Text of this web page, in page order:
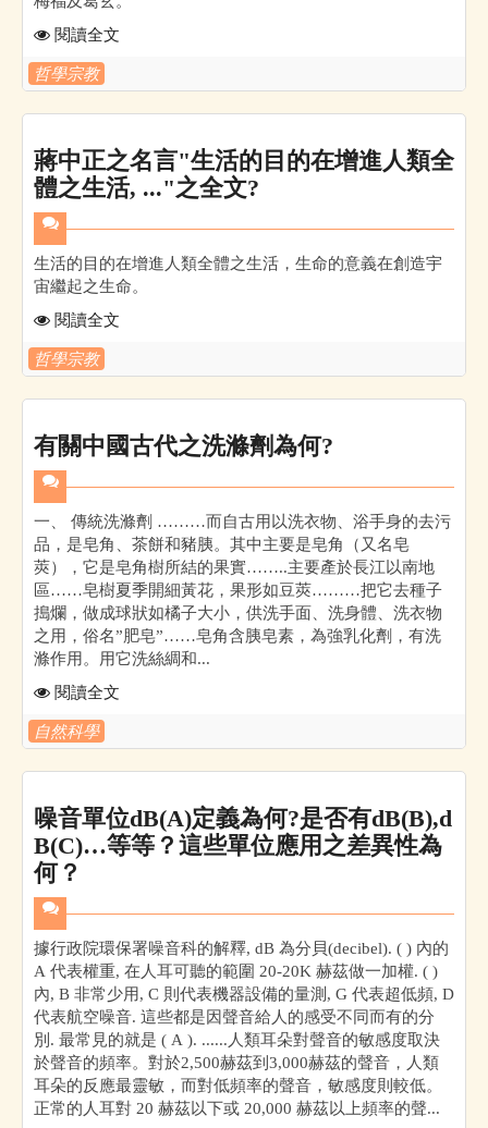
閱讀全文
哲學宗教
蔣中正之名言"生活的目的在增進人類全
體之生活, ..."之全文?
生活的目的在增進人類全體之生活，生命的意義在創造宇
宙繼起之生命。
閱讀全文
哲學宗教
有關中國古代之洗滌劑為何?
一、 傳統洗滌劑 ………而自古用以洗衣物、浴手身的去污
品，是皂角、茶餅和豬胰。其中主要是皂角（又名皂
莢），它是皂角樹所結的果實……..主要產於長江以南地
區……皂樹夏季開細黃花，果形如豆莢………把它去種子
搗爛，做成球狀如橘子大小，供洗手面、洗身體、洗衣物
之用，俗名”肥皂”……皂角含胰皂素，為強乳化劑，有洗
滌作用。用它洗絲綢和...
閱讀全文
自然科學
噪音單位dB(A)定義為何?是否有dB(B),d
B(C)…等等？這些單位應用之差異性為
何？
據行政院環保署噪音科的解釋, dB 為分貝(decibel). ( ) 內的
A 代表權重, 在人耳可聽的範圍 20-20K 赫茲做一加權. ( )
內, B 非常少用, C 則代表機器設備的量測, G 代表超低頻, D
代表航空噪音. 這些都是因聲音給人的感受不同而有的分
別. 最常見的就是 ( A ). ......人類耳朵對聲音的敏感度取決
於聲音的頻率。對於2,500赫茲到3,000赫茲的聲音，人類
耳朵的反應最靈敏，而對低頻率的聲音，敏感度則較低。
正常的人耳對 20 赫茲以下或 20,000 赫茲以上頻率的聲...